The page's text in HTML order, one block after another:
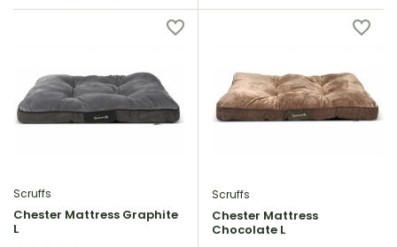
Scruffs
Chester Mattress Graphite
L
Scruffs
Chester Mattress
Chocolate L